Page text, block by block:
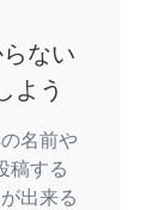
ない
よう
名前や
稿する
出来る